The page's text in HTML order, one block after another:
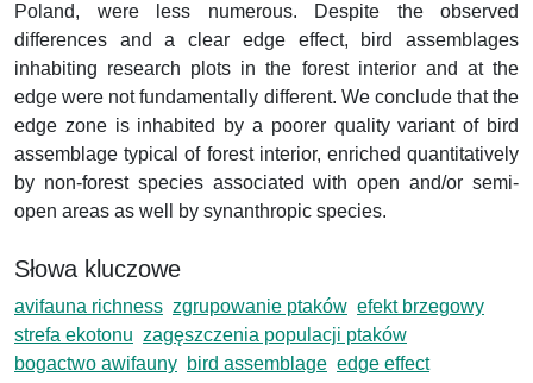
Poland, were less numerous. Despite the observed
differences and a clear edge effect, bird assemblages
inhabiting research plots in the forest interior and at the
edge were not fundamentally different. We conclude that the
edge zone is inhabited by a poorer quality variant of bird
assemblage typical of forest interior, enriched quantitatively
by non-forest species associated with open and/or semi-
open areas as well by synanthropic species.
Słowa kluczowe
avifauna richness zgrupowanie ptaków efekt brzegowy
strefa ekotonu zagęszczenia populacji ptaków
bogactwo awifauny bird assemblage edge effect